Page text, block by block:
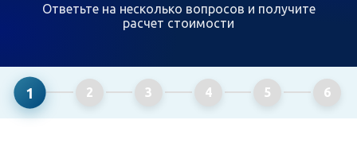
Ответьте на несколько вопросов и получите
расчет стоимости
1 2 3 4 5 6